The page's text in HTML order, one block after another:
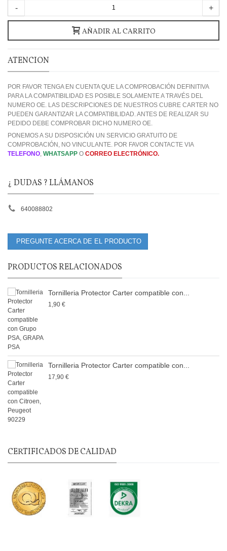
- +
AÑADIR AL CARRITO
ATENCION
POR FAVOR TENGA EN CUENTA QUE LA COMPROBACIÓN DEFINITIVA
PARA LA COMPATIBILIDAD ES POSIBLE SOLAMENTE A TRAVÉS DEL
NUMERO OE. LAS DESCRIPCIONES DE NUESTROS CUBRE CARTER NO
PUEDEN GARANTIZAR LA COMPATIBILIDAD. ANTES DE REALIZAR SU
PEDIDO DEBE COMPROBAR DICHO NUMERO OE.
PONEMOS A SU DISPOSICIÓN UN SERVICIO GRATUITO DE
COMPROBACIÓN, NO VINCULANTE. POR FAVOR CONTACTE VIA
TELEFONO, WHATSAPP O CORREO ELECTRÓNICO.
¿ DUDAS ? LLÁMANOS
640088802
PREGUNTE ACERCA DE EL PRODUCTO
PRODUCTOS RELACIONADOS
Tornilleria Protector Carter compatible con...
1,90 €
Tornilleria Protector Carter compatible con...
17,90 €
CERTIFICADOS DE CALIDAD